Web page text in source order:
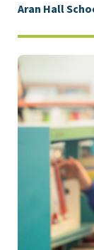
Aran Hall